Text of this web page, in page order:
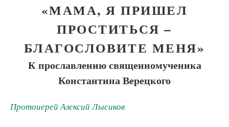
«МАМА, Я ПРИШЕЛ
ПРОСТИТЬСЯ –
БЛАГОСЛОВИТЕ МЕНЯ»
К прославлению священномученика
Константина Верецкого
Протоиерей Алексий Лысиков